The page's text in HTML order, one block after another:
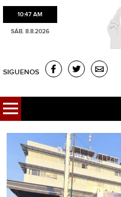
10:47 AM
SÁB. 8.8.2026
SIGUENOS